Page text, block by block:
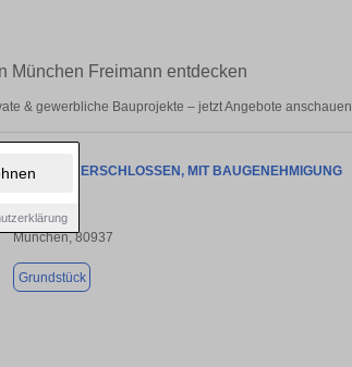
München Freimann entdecken
& gewerbliche Bauprojekte – jetzt Angebote anschauen.
ZENTRAL, ERSCHLOSSEN, MIT BAUGENEHMIGUNG
München, 80937
Grundstück